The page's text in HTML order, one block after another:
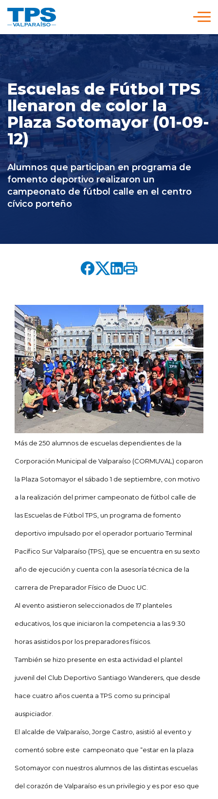
Somos TPS
Nuestra Visión Estratégica
Servicios y Tarifas
Políticas y Procedimientos
Prensa
Escuelas de Fútbol TPS
llenaron de color la
Plaza Sotomayor (01-09-
12)
Alumnos que participan en programa de
fomento deportivo realizaron un
campeonato de fútbol calle en el centro
cívico porteño
Más de 250 alumnos de escuelas dependientes de la
Corporación Municipal de Valparaíso (CORMUVAL) coparon
la Plaza Sotomayor el sábado 1 de septiembre, con motivo
a la realización del primer campeonato de fútbol calle de
las Escuelas de Fútbol TPS, un programa de fomento
deportivo impulsado por el operador portuario Terminal
Pacífico Sur Valparaíso (TPS), que se encuentra en su sexto
año de ejecución y cuenta con la asesoría técnica de la
carrera de Preparador Físico de Duoc UC.
Al evento asistieron seleccionados de 17 planteles
educativos, los que iniciaron la competencia a las 9:30
horas asistidos por los preparadores físicos.
También se hizo presente en esta actividad el plantel
juvenil del Club Deportivo Santiago Wanderers, que desde
hace cuatro años cuenta a TPS como su principal
auspiciador.
El alcalde de Valparaíso, Jorge Castro, asistió al evento y
comentó sobre este campeonato que “estar en la plaza
Sotomayor con nuestros alumnos de las distintas escuelas
del corazón de Valparaíso es un privilegio y es por eso que